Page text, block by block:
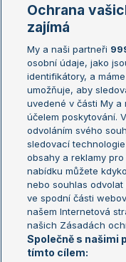
Žebříčky
Žebříček ATP (muži)
Žebříček WTA (ženy)
Sázkařský žebříček
Aktualní trendy
Fotbalové přestupy
Livesport Daily
LS Prague Open
Ochrana
zajímá
My a naši partneři
osobní údaje, jako
identifikátory, a
umožňuje, aby
uvedené v části My
účelem poskytování.
odvoláním svého
sledovací
obsahy a reklamy
nabídku můžete
nebo souhlas
ve spodní části
našem Internetová
našich Zásadách
Společně s našimi
tímto cílem: